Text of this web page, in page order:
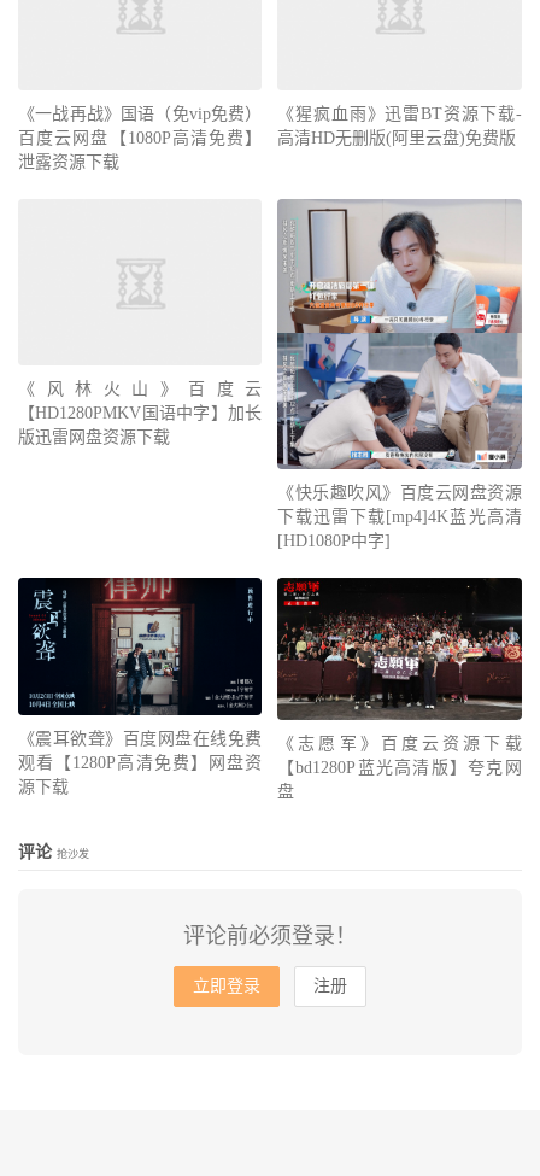
《一战再战》国语（免vip免费）
百度云网盘【1080P高清免费】
泄露资源下载
《猩疯血雨》迅雷BT资源下载-
高清HD无删版(阿里云盘)免费版
《风林火山》百度云
【HD1280PMKV国语中字】加长
版迅雷网盘资源下载
《快乐趣吹风》百度云网盘资源
下载迅雷下载[mp4]4K蓝光高清
[HD1080P中字]
《震耳欲聋》百度网盘在线免费
观看【1280P高清免费】网盘资
源下载
《志愿军》百度云资源下载
【bd1280P蓝光高清版】夸克网
盘
评论 抢沙发
评论前必须登录！
立即登录 注册